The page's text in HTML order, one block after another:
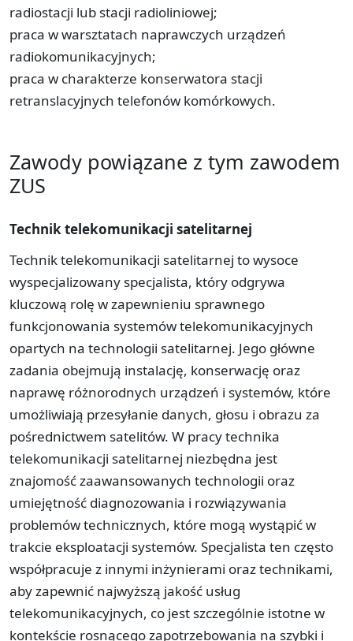
radiostacji lub stacji radioliniowej;
praca w warsztatach naprawczych urządzeń
radiokomunikacyjnych;
praca w charakterze konserwatora stacji
retranslacyjnych telefonów komórkowych.
Zawody powiązane z tym zawodem
ZUS
Technik telekomunikacji satelitarnej
Technik telekomunikacji satelitarnej to wysoce
wyspecjalizowany specjalista, który odgrywa
kluczową rolę w zapewnieniu sprawnego
funkcjonowania systemów telekomunikacyjnych
opartych na technologii satelitarnej. Jego główne
zadania obejmują instalację, konserwację oraz
naprawę różnorodnych urządzeń i systemów, które
umożliwiają przesyłanie danych, głosu i obrazu za
pośrednictwem satelitów. W pracy technika
telekomunikacji satelitarnej niezbędna jest
znajomość zaawansowanych technologii oraz
umiejętność diagnozowania i rozwiązywania
problemów technicznych, które mogą wystąpić w
trakcie eksploatacji systemów. Specjalista ten często
współpracuje z innymi inżynierami oraz technikami,
aby zapewnić najwyższą jakość usług
telekomunikacyjnych, co jest szczególnie istotne w
kontekście rosnącego zapotrzebowania na szybki i